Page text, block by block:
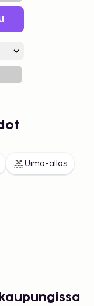
Uima-allas